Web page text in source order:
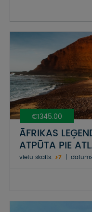
€1345.00
ĀFRIKAS
ATPŪTA PIE
vietu skaits: >7